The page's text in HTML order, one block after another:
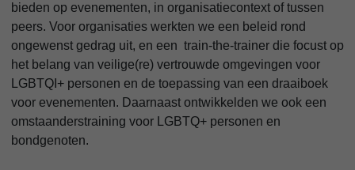
bieden op evenementen, in organisatiecontext of tussen
peers. Voor organisaties werkten we een beleid rond
ongewenst gedrag uit, en een train-the-trainer die focust op
het belang van veilige(re) vertrouwde omgevingen voor
LGBTQI+ personen en de toepassing van een draaiboek
voor evenementen. Daarnaast ontwikkelden we ook een
omstaanderstraining voor LGBTQ+ personen en
bondgenoten.